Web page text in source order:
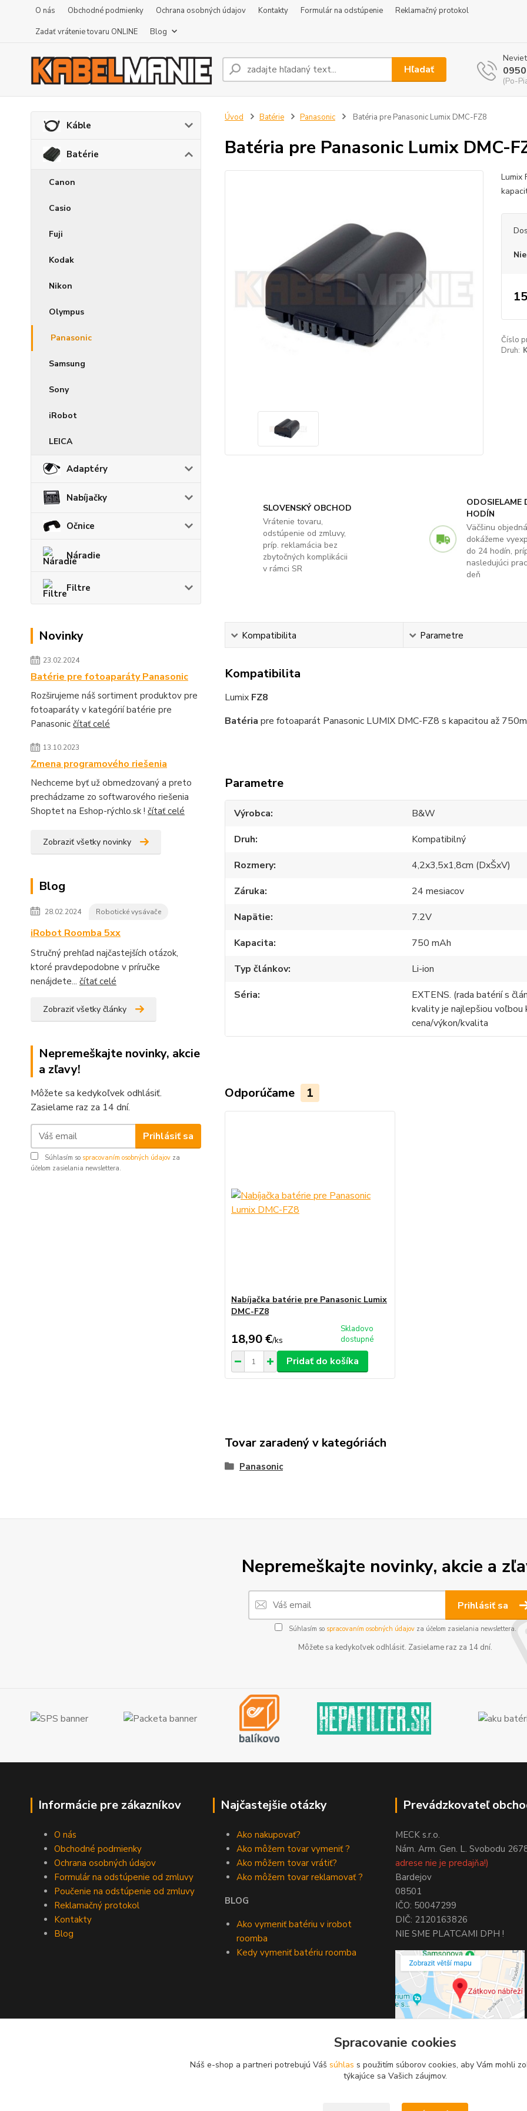
O nás Obchodné podmienky Ochrana osobných údajov Kontakty Formulár na odstúpenie
Reklamačný protokol
Zadať vrátenie tovaru ONLINE
Blog
Hľadať
(Po-
Káble
Batérie
Canon
Casio
Fuji
Kodak
Nikon
Olympus
Panasonic
Samsung
Sony
iRobot
LEICA
Adaptéry
Nabíjačky
Očnice
Náradie
Filtre
Novinky
23.02.2024
Batérie pre fotoaparáty Panasonic
Rozširujeme náš sortiment produktov pre
fotoaparáty v kategórií batérie pre
Panasonic čítať celé
13.10.2023
Zmena programového riešenia
Nechceme byť už obmedzovaný a preto
prechádzame zo softwarového riešenia
Shoptet na Eshop-rýchlo.sk ! čítať celé
Zobraziť všetky novinky
Blog
28.02.2024 Robotické vysávače
iRobot Roomba 5xx
Stručný prehľad najčastejších otázok,
ktoré pravdepodobne v príručke
nenájdete... čítať celé
Zobraziť všetky články
Nepremeškajte novinky, akcie
a zľavy!
Môžete sa kedykoľvek odhlásiť.
Zasielame raz za 14 dní.
Prihlásiť sa
Súhlasím so spracovaním osobných údajov za
účelom zasielania newslettera.
Úvod Batérie Panasonic Batéria pre Panasonic Lumix DMC-FZ8
Batéria pre Panasonic Lumix DMC-
Lumix
Číslo
Druh:
SLOVENSKÝ OBCHOD
Vrátenie tovaru,
odstúpenie od zmluvy,
príp. reklamácia bez
zbytočných komplikácii
v rámci SR
ODOSIELAME
HODÍN
Väčšinu
dokážeme
do 24 hodín,
nasledujúci
deň
Kompatibilita Parametre
Kompatibilita
Lumix FZ8
Batéria pre fotoaparát Panasonic LUMIX DMC-FZ8 s kapacitou až
Parametre
Výrobca
B&W
Druh
Kompatibilný
Rozmery
4,2x3,5x1,8cm (DxŠxV)
Záruka
24 mesiacov
Napätie
7.2V
Kapacita
750 mAh
Typ článkov
Li-ion
Séria
EXTENS. (rada batérií s
kvality je najlepšiou voľbou
cena/výkon/kvalita
Odporúčame 1
Nabíjačka batérie pre Panasonic Lumix
DMC-FZ8
18,90 €/ks
Skladovo
dostupné
Pridať do košíka
Tovar zaradený v kategóriách
Panasonic
Nepremeškajte novinky, akcie a
Prihlásiť sa
Súhlasím so spracovaním osobných údajovza účelom zasielania newslettera.
Môžete sa kedykoľvek odhlásiť. Zasielame raz za 14 dní.
Informácie pre zákazníkov
O nás
Obchodné podmienky
Ochrana osobných údajov
Formulár na odstúpenie od zmluvy
Poučenie na odstúpenie od zmluvy
Reklamačný protokol
Kontakty
Blog
Najčastejšie otázky
Ako nakupovať?
Ako môžem tovar vymeniť ?
Ako môžem tovar vrátiť?
Ako môžem tovar reklamovať ?
BLOG
Ako vymeniť batériu v irobot
roomba
Kedy vymeniť batériu roomba
Prevádzkovateľ
MECK s.r.o.
Nám. Arm. Gen. L. Svobodu
adrese nie je predajňa!)
Bardejov
08501
IČO: 50047299
DIČ: 2120163826
NIE SME PLATCAMI DPH !
Spracovanie cookies
Náš e-shop a partneri potrebujú Váš súhlas s použitím súborov cookies, aby Vám mohli
týkajúce sa Vašich záujmov.